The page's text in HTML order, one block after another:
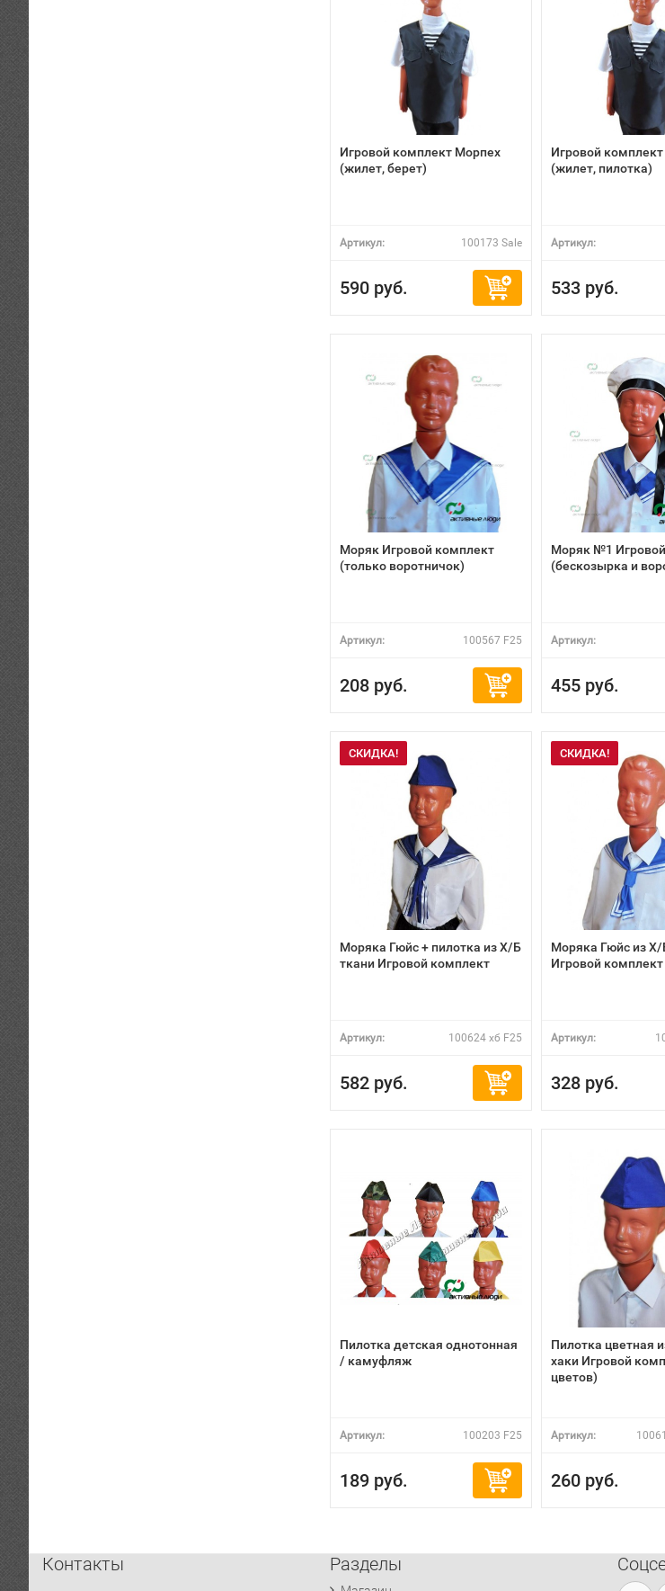
Игровой комплект Морпех
(жилет, берет)
Артикул: 100173 Sale
590 руб.
Игровой
(жилет, пилотка)
Артикул:
533 руб.
Моряк Игровой комплект
(только воротничок)
Артикул: 100567 F25
208 руб.
Моряк №1
(бескозырка и
Артикул:
455 руб.
СКИДКА!
Моряка Гюйс + пилотка из Х/Б
ткани Игровой комплект
Артикул: 100624 хб F25
582 руб.
СКИДКА!
Моряка Гюйс из Х/
Игровой комплект
Артикул:
328 руб.
Пилотка детская однотонная
/ камуфляж
Артикул: 100203 F25
189 руб.
Пилотка цветная
хаки Игровой
цветов)
Артикул:
260 руб.
Контакты Разделы